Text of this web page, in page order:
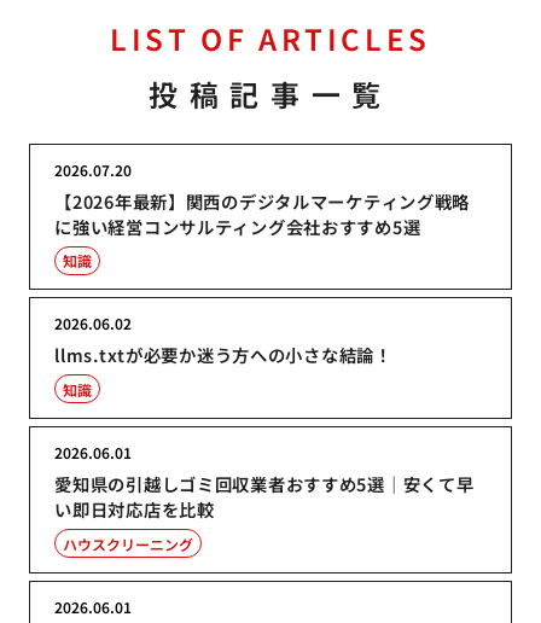
LIST OF ARTICLES
投稿記事一覧
【2026年最新】関西のデジタルマーケティング戦略
に強い経営コンサルティング会社おすすめ5選
2026.07.20
知識
llms.txtが必要か迷う方への小さな結論！
2026.06.02
知識
愛知県の引越しゴミ回収業者おすすめ5選｜安くて早
い即日対応店を比較
2026.06.01
ハウスクリーニング
2026.06.01